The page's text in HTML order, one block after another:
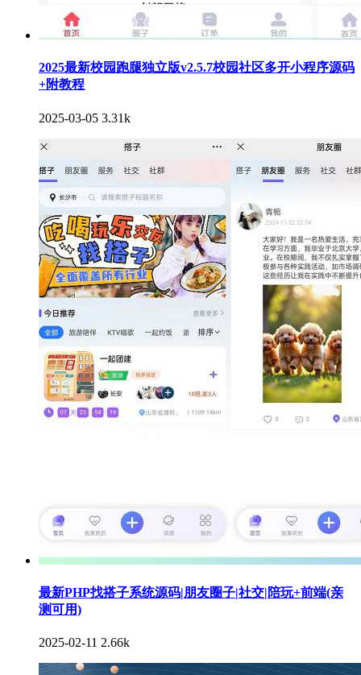
2025最新校园跑腿独立版v2.5.7校园社区多开小程序源码
+附教程
2025-03-05 3.31k
最新PHP找搭子系统源码|朋友圈子|社交|陪玩+前端(亲
测可用)
2025-02-11 2.66k